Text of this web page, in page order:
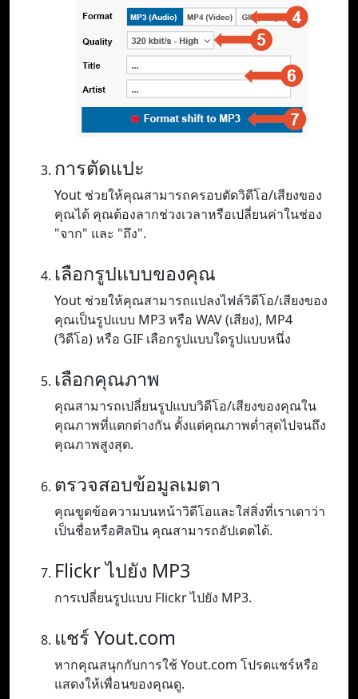
การตัดแปะ
Yout ช่วยให้คุณสามารถครอบตัดวิดีโอ/เสียงของ
คุณได้ คุณต้องลากช่วงเวลาหรือเปลี่ยนค่าในช่อง
"จาก" และ "ถึง".
เลือกรูปแบบของคุณ
Yout ช่วยให้คุณสามารถแปลงไฟล์วิดีโอ/เสียงของ
คุณเป็นรูปแบบ MP3 หรือ WAV (เสียง), MP4
(วิดีโอ) หรือ GIF เลือกรูปแบบใดรูปแบบหนึ่ง
เลือกคุณภาพ
คุณสามารถเปลี่ยนรูปแบบวิดีโอ/เสียงของคุณใน
คุณภาพที่แตกต่างกัน ตั้งแต่คุณภาพต่ำสุดไปจนถึง
คุณภาพสูงสุด.
ตรวจสอบข้อมูลเมตา
คุณขูดข้อความบนหน้าวิดีโอและใส่สิ่งที่เราเดาว่า
เป็นชื่อหรือศิลปิน คุณสามารถอัปเดตได้.
Flickr ไปยัง MP3
การเปลี่ยนรูปแบบ Flickr ไปยัง MP3.
แชร์ Yout.com
หากคุณสนุกกับการใช้ Yout.com โปรดแชร์หรือ
แสดงให้เพื่อนของคุณดู.